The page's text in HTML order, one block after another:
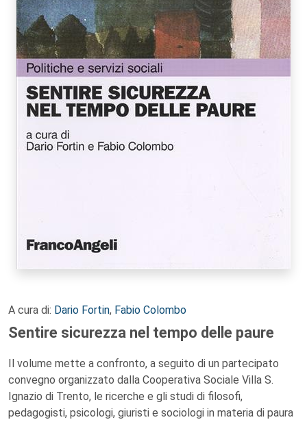
A cura di: Dario Fortin, Fabio Colombo
Sentire sicurezza nel tempo delle paure
Il volume mette a confronto, a seguito di un partecipato
convegno organizzato dalla Cooperativa Sociale Villa S.
Ignazio di Trento, le ricerche e gli studi di filosofi,
pedagogisti, psicologi, giuristi e sociologi in materia di paura